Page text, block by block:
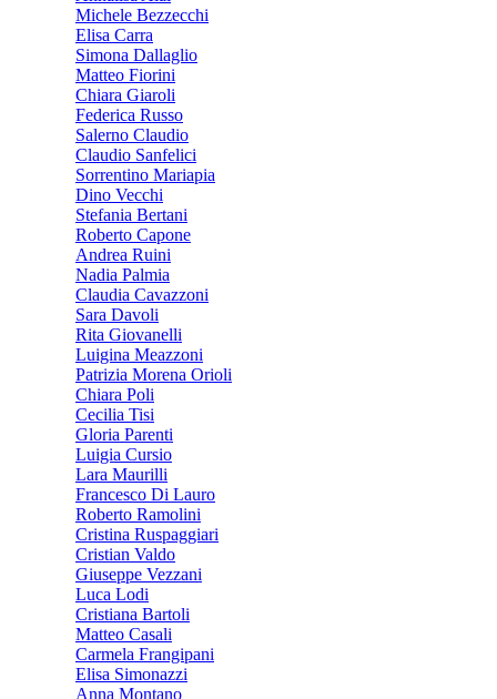
Michele Bezzecchi
Elisa Carra
Simona Dallaglio
Matteo Fiorini
Chiara Giaroli
Federica Russo
Salerno Claudio
Claudio Sanfelici
Sorrentino Mariapia
Dino Vecchi
Stefania Bertani
Roberto Capone
Andrea Ruini
Nadia Palmia
Claudia Cavazzoni
Sara Davoli
Rita Giovanelli
Luigina Meazzoni
Patrizia Morena Orioli
Chiara Poli
Cecilia Tisi
Gloria Parenti
Luigia Cursio
Lara Maurilli
Francesco Di Lauro
Roberto Ramolini
Cristina Ruspaggiari
Cristian Valdo
Giuseppe Vezzani
Luca Lodi
Cristiana Bartoli
Matteo Casali
Carmela Frangipani
Elisa Simonazzi
Anna Montano